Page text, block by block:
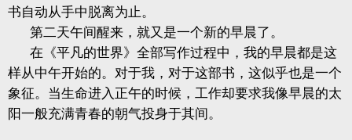
书自动从手中脱离为止。
第二天午间醒来，就又是一个新的早晨了。
在《平凡的世界》全部写作过程中，我的早晨都是这
样从中午开始的。对于我，对于这部书，这似乎也是一个
象征。当生命进入正午的时候，工作却要求我像早晨的太
阳一般充满青春的朝气投身于其间。